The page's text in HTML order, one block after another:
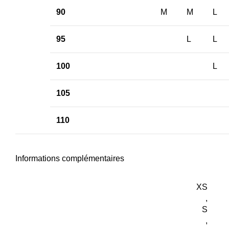
90 M M L
95 L L
100 L
105
110
Informations complémentaires
XS
,
S
,